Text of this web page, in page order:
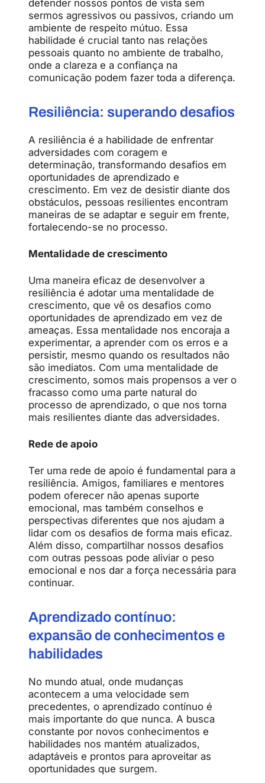
defender nossos pontos de vista sem
sermos agressivos ou passivos, criando um
ambiente de respeito mútuo. Essa
habilidade é crucial tanto nas relações
pessoais quanto no ambiente de trabalho,
onde a clareza e a confiança na
comunicação podem fazer toda a diferença.
Resiliência: superando desafios
A resiliência é a habilidade de enfrentar
adversidades com coragem e
determinação, transformando desafios em
oportunidades de aprendizado e
crescimento. Em vez de desistir diante dos
obstáculos, pessoas resilientes encontram
maneiras de se adaptar e seguir em frente,
fortalecendo-se no processo.
Mentalidade de crescimento
Uma maneira eficaz de desenvolver a
resiliência é adotar uma mentalidade de
crescimento, que vê os desafios como
oportunidades de aprendizado em vez de
ameaças. Essa mentalidade nos encoraja a
experimentar, a aprender com os erros e a
persistir, mesmo quando os resultados não
são imediatos. Com uma mentalidade de
crescimento, somos mais propensos a ver o
fracasso como uma parte natural do
processo de aprendizado, o que nos torna
mais resilientes diante das adversidades.
Rede de apoio
Ter uma rede de apoio é fundamental para a
resiliência. Amigos, familiares e mentores
podem oferecer não apenas suporte
emocional, mas também conselhos e
perspectivas diferentes que nos ajudam a
lidar com os desafios de forma mais eficaz.
Além disso, compartilhar nossos desafios
com outras pessoas pode aliviar o peso
emocional e nos dar a força necessária para
continuar.
Aprendizado contínuo:
expansão de conhecimentos e
habilidades
No mundo atual, onde mudanças
acontecem a uma velocidade sem
precedentes, o aprendizado contínuo é
mais importante do que nunca. A busca
constante por novos conhecimentos e
habilidades nos mantém atualizados,
adaptáveis e prontos para aproveitar as
oportunidades que surgem.